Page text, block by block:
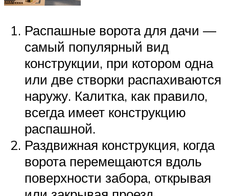
Распашные ворота для дачи —
самый популярный вид
конструкции, при котором одна
или две створки распахиваются
наружу. Калитка, как правило,
всегда имеет конструкцию
распашной.
Раздвижная конструкция, когда
ворота перемещаются вдоль
поверхности забора, открывая